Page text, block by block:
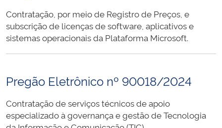
Contratação, por meio de Registro de Preços, e
subscrição de licenças de software, aplicativos e
sistemas operacionais da Plataforma Microsoft.
Pregão Eletrônico nº 90018/2024
Contratação de serviços técnicos de apoio
especializado à governança e gestão de Tecnologia